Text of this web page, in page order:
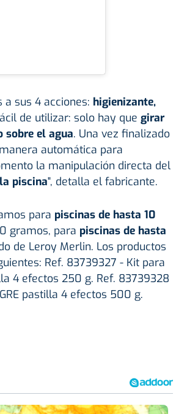
sus 4 acciones: higienizante,
de utilizar: solo hay que girar
el agua. Una vez finalizado
automática para
la manipulación directa del
piscina", detalla el fabricante.
para piscinas de hasta 10
gramos, para piscinas de hasta
de Leroy Merlin. Los productos
Ref. 83739327 - Kit para
4 efectos 250 g. Ref. 83739328
pastilla 4 efectos 500 g.